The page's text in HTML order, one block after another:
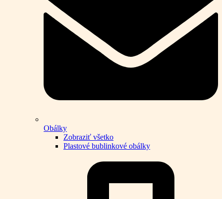
Obálky
Zobraziť všetko
Plastové bublinkové obálky